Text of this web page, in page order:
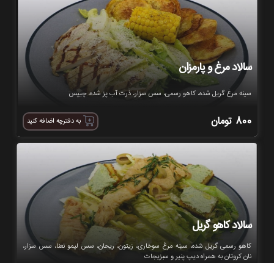
سالاد مرغ و پارمزان
سینه مرغ گریل شده، کاهو رسمی، سس سزار، ذرت آب پز شده، چیپس
800 تومان به دفترچه اضافه کنید
سالاد کاهو گریل
کاهو رسمی گریل شده، سینه مرغ سوخاری، زیتون، ریحان، سس لیمو نعنا، سس سزار،
نان کروتان به همراه دیپ پنیر و سبزیجات